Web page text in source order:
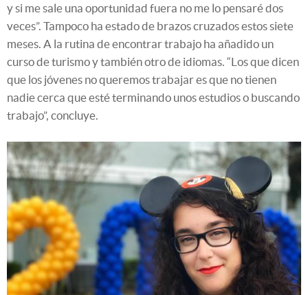
y si me sale una oportunidad fuera no me lo pensaré dos
veces”. Tampoco ha estado de brazos cruzados estos siete
meses. A la rutina de encontrar trabajo ha añadido un
curso de turismo y también otro de idiomas. “Los que dicen
que los jóvenes no queremos trabajar es que no tienen
nadie cerca que esté terminando unos estudios o buscando
trabajo”, concluye.